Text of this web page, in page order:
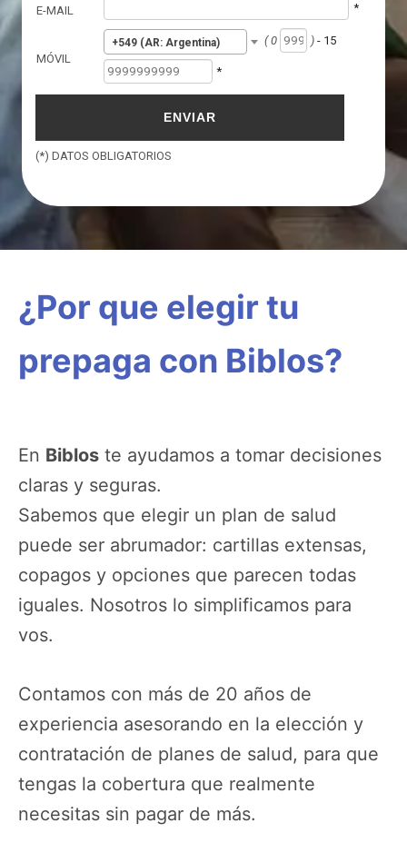
¿Por que elegir tu
prepaga con Biblos?
En Biblos te ayudamos a tomar decisiones
claras y seguras.
Sabemos que elegir un plan de salud
puede ser abrumador: cartillas extensas,
copagos y opciones que parecen todas
iguales. Nosotros lo simplificamos para
vos.
Contamos con más de 20 años de
experiencia asesorando en la elección y
contratación de planes de salud, para que
tengas la cobertura que realmente
necesitas sin pagar de más.